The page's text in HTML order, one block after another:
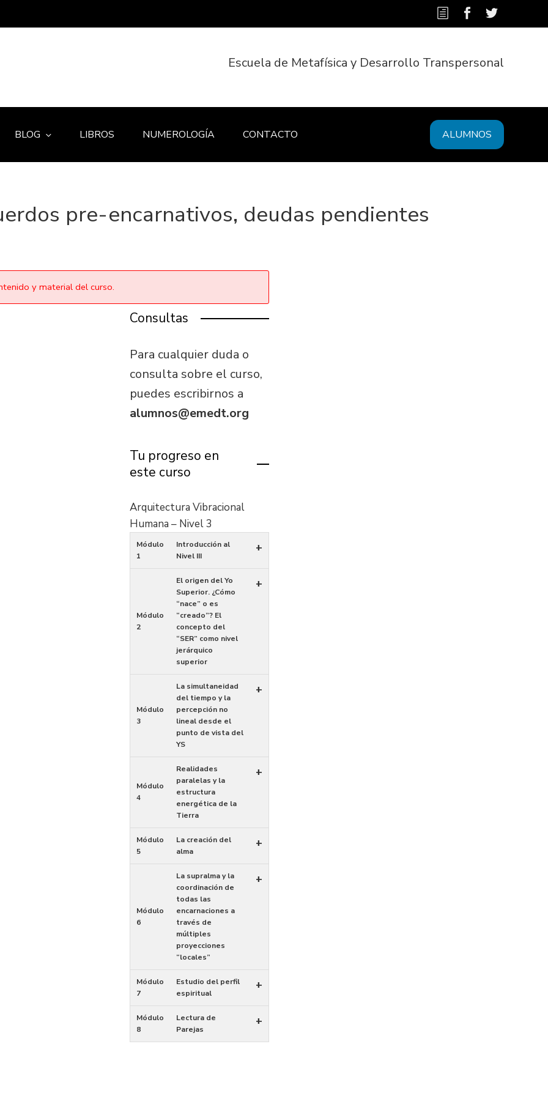
Escuela de Metafísica y Desarrollo Transpersonal
BLOG LIBROS NUMEROLOGÍA CONTACTO ALUMNOS
pre-encarnativos, deudas pendientes
y material del curso.
Consultas
Para cualquier duda o
consulta sobre el curso,
puedes escribirnos a
alumnos@emedt.org
Tu progreso en
este curso
Arquitectura Vibracional
Humana – Nivel 3
Módulo
1
Introducción al
Nivel III
+
Módulo
2
El origen del Yo
Superior. ¿Cómo
“nace” o es
“creado”? El
concepto del
“SER” como nivel
jerárquico
superior
+
Módulo
3
La simultaneidad
del tiempo y la
percepción no
lineal desde el
punto de vista del
YS
+
Módulo
4
Realidades
paralelas y la
estructura
energética de la
Tierra
+
Módulo
5
La creación del
alma
+
Módulo
6
La supralma y la
coordinación de
todas las
encarnaciones a
través de
múltiples
proyecciones
“locales”
+
Módulo
7
Estudio del perfil
espiritual
+
Módulo
8
Lectura de
Parejas
+